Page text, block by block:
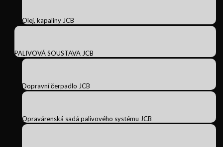
Olej, kapaliny JCB
PALIVOVÁ SOUSTAVA JCB
Dopravní čerpadlo JCB
Opravárenská sadá palivového systému JCB